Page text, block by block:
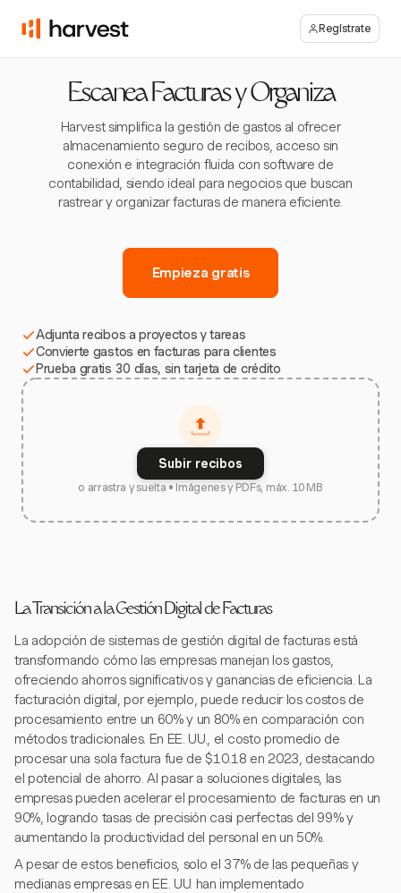
Regístrate
Escanea Facturas y Organiza
Harvest simplifica la gestión de gastos al ofrecer
almacenamiento seguro de recibos, acceso sin
conexión e integración fluida con software de
contabilidad, siendo ideal para negocios que buscan
rastrear y organizar facturas de manera eficiente.
Empieza gratis
Adjunta recibos a proyectos y tareas
Convierte gastos en facturas para clientes
Prueba gratis 30 días, sin tarjeta de crédito
Subir recibos
o arrastra y suelta • Imágenes y PDFs, máx. 10 MB
La Transición a la Gestión Digital de Facturas
La adopción de sistemas de gestión digital de facturas está
transformando cómo las empresas manejan los gastos,
ofreciendo ahorros significativos y ganancias de eficiencia. La
facturación digital, por ejemplo, puede reducir los costos de
procesamiento entre un 60% y un 80% en comparación con
métodos tradicionales. En EE. UU., el costo promedio de
procesar una sola factura fue de $10.18 en 2023, destacando
el potencial de ahorro. Al pasar a soluciones digitales, las
empresas pueden acelerar el procesamiento de facturas en un
90%, logrando tasas de precisión casi perfectas del 99% y
aumentando la productividad del personal en un 50%.
A pesar de estos beneficios, solo el 37% de las pequeñas y
medianas empresas en EE. UU. han implementado